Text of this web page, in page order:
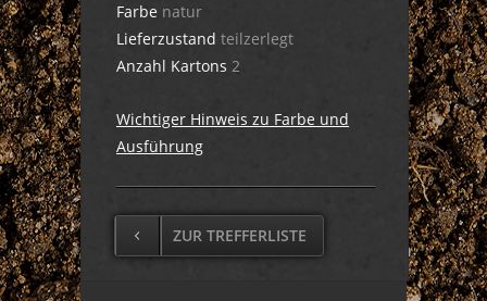
Farbe natur
Lieferzustand teilzerlegt
Anzahl Kartons 2
Wichtiger Hinweis zu Farbe und
Ausführung
ZUR TREFFERLISTE